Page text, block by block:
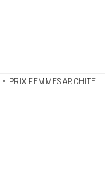
• PRIX FEMMES ARCHITECTES